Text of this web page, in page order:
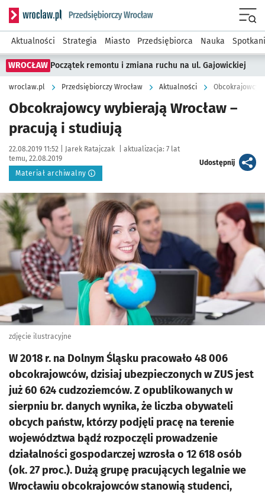
Serwis informacyjny wroclaw.pl podserwis: Strategia
Aktualności Strategia Miasto Przedsiębiorca Nauka
WROCŁAW Początek remontu i zmiana ruchu na ul. Gajowickiej
wroclaw.pl Przedsiębiorczy Wrocław Aktualności Obcokrajowcy
Obcokrajowcy wybierają Wrocław –
pracują i studiują
Data publikacji:
22.08.2019 11:52 | Autor:
Jarek Ratajczak aktualizacja: 7 lat
temu, 22.08.2019
Materiał archiwalny
Udostępnijartykuł
Kliknij, aby powiększyć
zdjęcie ilustracyjne
W 2018 r. na Dolnym Śląsku pracowało 48 006
obcokrajowców, dzisiaj ubezpieczonych w ZUS jest
już 60 624 cudzoziemców. Z opublikowanych w
sierpniu br. danych wynika, że liczba obywateli
obcych państw, którzy podjęli pracę na terenie
województwa bądź rozpoczęli prowadzenie
działalności gospodarczej wzrosła o 12 618 osób
(ok. 27 proc.). Dużą grupę pracujących legalnie we
Wrocławiu obcokrajowców stanowią studenci,